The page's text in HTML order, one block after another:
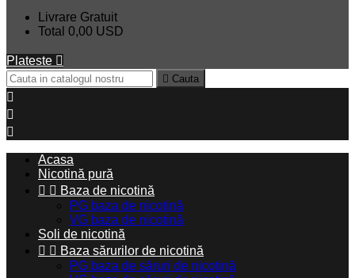
Livrare Gratuit
Total 0,00 USD
Plateste 
 Cauta



Acasa
Nicotină pură
  Baza de nicotină
PG baza de nicotină
VG baza de nicotină
Soli de nicotină
  Baza sărurilor de nicotină
PG baza de săruri de nicotină